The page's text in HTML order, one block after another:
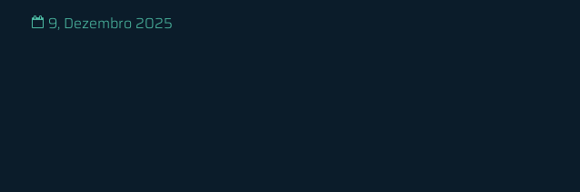
9, Dezembro 2025